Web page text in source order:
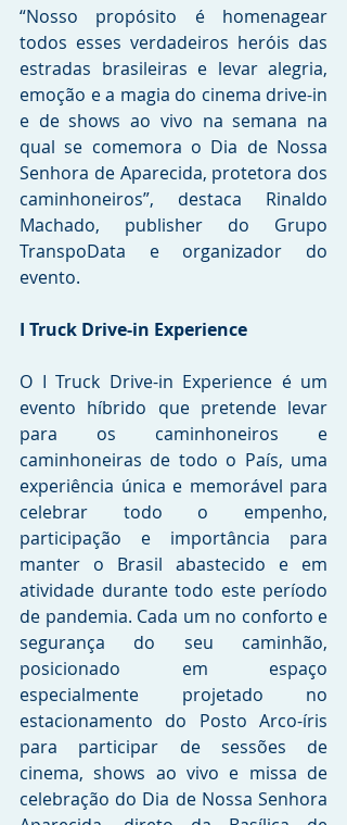
“Nosso propósito é homenagear
todos esses verdadeiros heróis das
estradas brasileiras e levar alegria,
emoção e a magia do cinema drive-in
e de shows ao vivo na semana na
qual se comemora o Dia de Nossa
Senhora de Aparecida, protetora dos
caminhoneiros”, destaca Rinaldo
Machado, publisher do Grupo
TranspoData e organizador do
evento.
I Truck Drive-in Experience
O I Truck Drive-in Experience é um
evento híbrido que pretende levar
para os caminhoneiros e
caminhoneiras de todo o País, uma
experiência única e memorável para
celebrar todo o empenho,
participação e importância para
manter o Brasil abastecido e em
atividade durante todo este período
de pandemia. Cada um no conforto e
segurança do seu caminhão,
posicionado em espaço
especialmente projetado no
estacionamento do Posto Arco-íris
para participar de sessões de
cinema, shows ao vivo e missa de
celebração do Dia de Nossa Senhora